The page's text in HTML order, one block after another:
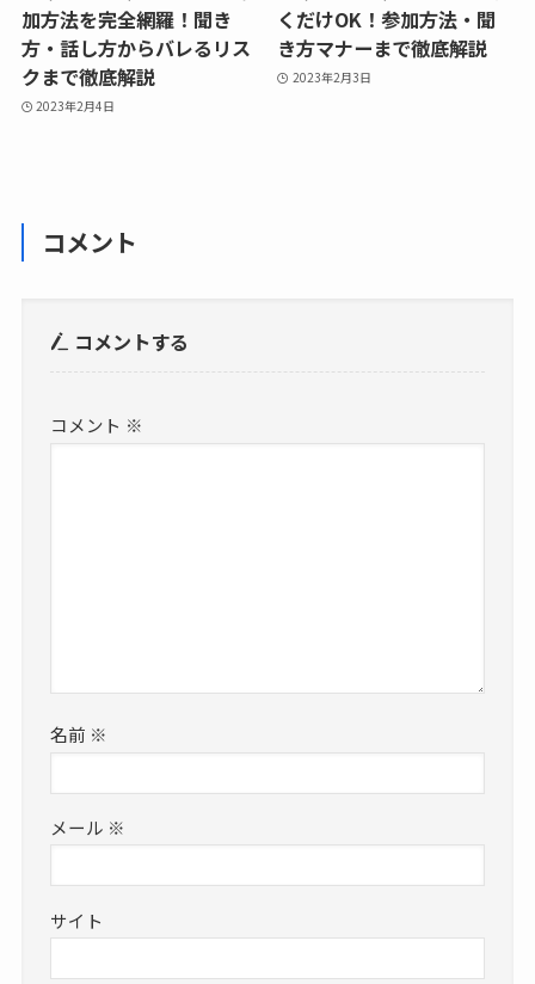
加方法を完全網羅！聞き
方・話し方からバレるリス
クまで徹底解説
2023年2月4日
くだけOK！参加方法・聞
き方マナーまで徹底解説
2023年2月3日
コメント
コメントする
コメント ※
名前 ※
メール ※
サイト